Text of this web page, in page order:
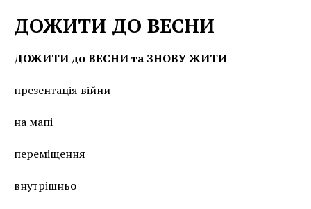
ДОЖИТИ ДО ВЕСНИ
ДОЖИТИ до ВЕСНИ та ЗНОВУ ЖИТИ
презентація війни
на мапі
переміщення
внутрішньо